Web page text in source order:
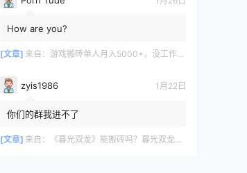
How are you?
[文章] 来自： 游戏搬砖单人月入5000+，没工作在家一个人就能做
zyis1986 1月22日
你们的群我进不了
[文章] 来自： 《暮光双龙》能搬砖吗？暮光双龙搬砖攻略教程